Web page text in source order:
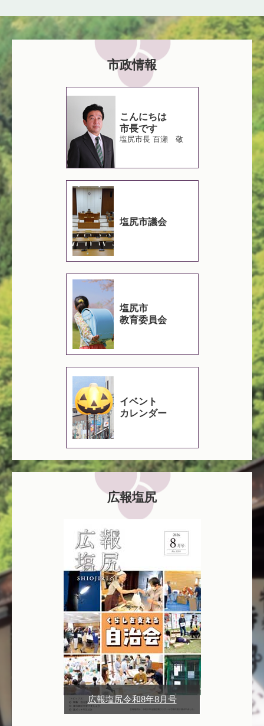
市政情報
こんにちは
市長です
塩尻市長 百瀬 敬
塩尻市議会
塩尻市
教育委員会
イベント
カレンダー
広報塩尻
広報塩尻令和8年8月号